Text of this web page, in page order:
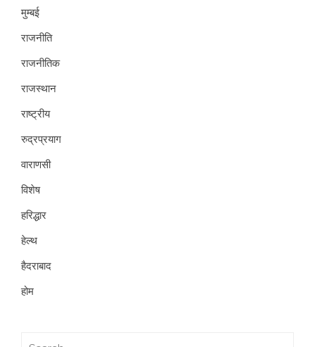
मुम्बई
राजनीति
राजनीतिक
राजस्थान
राष्ट्रीय
रुद्रप्रयाग
वाराणसी
विशेष
हरिद्धार
हेल्थ
हैदराबाद
होम